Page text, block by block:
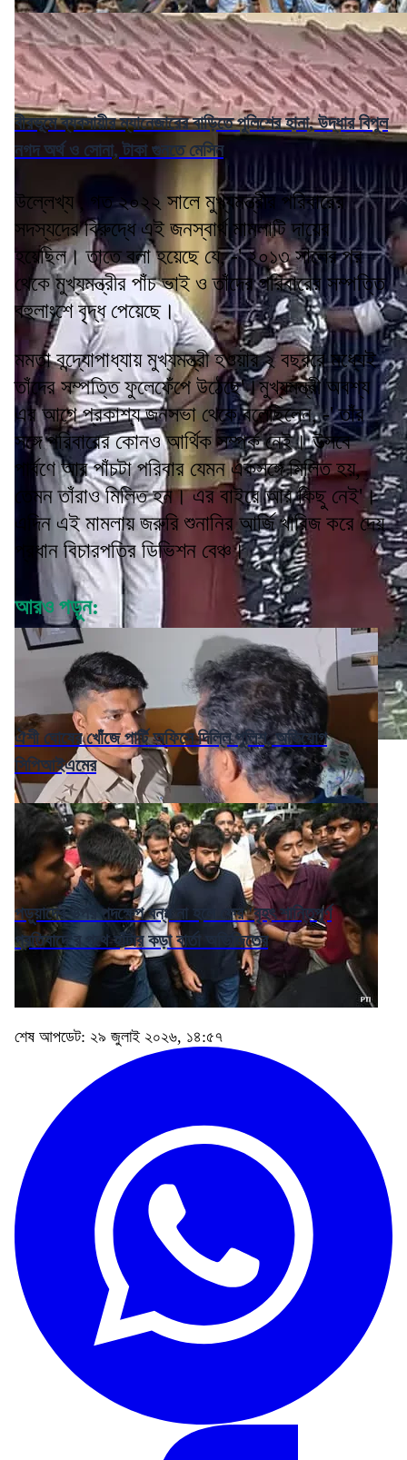
বীরভূমে ব্যবসায়ীর ম্যানেজারের বাড়িতে পুলিশের হানা, উদ্ধার বিপুল
নগদ অর্থ ও সোনা, টাকা গুনতে মেসিন
উল্লেখ্য , গত ২০২২ সালে মুখ্যমন্ত্রীর পরিবারের
সদস্যদের বিরুদ্ধে এই জনস্বার্থ মামলাটি দায়ের
হয়েছিল। তাতে বলা হয়েছে যে, -' ২০১৩ সালের পর
থেকে মুখ্যমন্ত্রীর পাঁচ ভাই ও তাঁদের পরিবারের সম্পত্তি
বহুলাংশে বৃদ্ধ পেয়েছে।
মমতা বন্দ্যোপাধ্যায় মুখ্যমন্ত্রী হওয়ার ২ বছররে মধ্যেই
তাঁদের সম্পত্তি ফুলেফেঁপে উঠেছে'।মুখ্যমন্ত্রী অবশ্য
এর আগে প্রকাশ্য জনসভা থেকে বলেছিলেন, -' তাঁর
সঙ্গে পরিবারের কোনও আর্থিক সম্পর্ক নেই। উত্‍সবে
পার্বণে আর পাঁচটা পরিবার যেমন একসঙ্গে মিলিত হয়,
তেমন তাঁরাও মিলিত হন। এর বাইরে আর কিছু নেই'।
এদিন এই মামলায় জরুরি শুনানির আর্জি খারিজ করে দেয়
প্রধান বিচারপতির ডিভিশন বেঞ্চ।
আরও পড়ুন:
ঐশী ঘোষের খোঁজে পার্টি অফিসে দিল্লি পুলিশ, অভিযোগ
সিপিআইএমের
পড়ুয়াদের উপর পদক্ষেপ বন্ধ না হলে ফের 'বৃহৎ শান্তিপূর্ণ
প্রতিবাদে'র পথে হাঁটার কড়া বার্তা অভিজিতের
শেষ আপডেট: ২৯ জুলাই ২০২৬, ১৪:৫৭